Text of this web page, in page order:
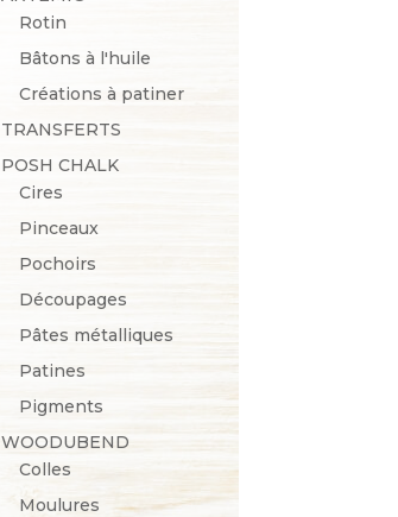
Rotin
Bâtons à l'huile
Créations à patiner
TRANSFERTS
POSH CHALK
Cires
Pinceaux
Pochoirs
Découpages
Pâtes métalliques
Patines
Pigments
WOODUBEND
Colles
Moulures